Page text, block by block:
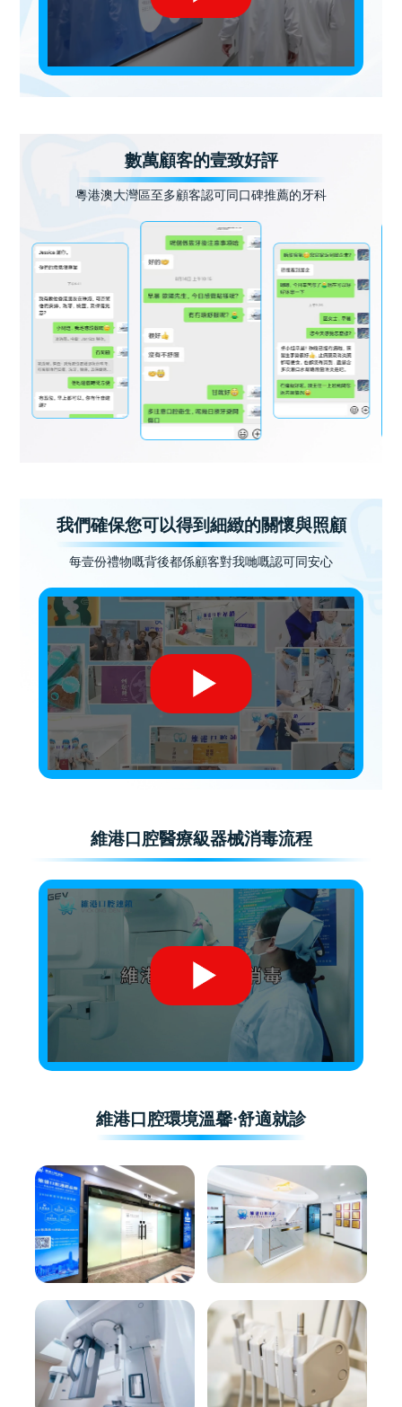
數萬顧客的壹致好評
粵港澳大灣區至多顧客認可同口碑推薦的牙科
我們確保您可以得到細緻的關懷與照顧
每壹份禮物嘅背後都係顧客對我哋嘅認可同安心
維港口腔醫療級器械消毒流程
維港口腔環境溫馨·舒適就診